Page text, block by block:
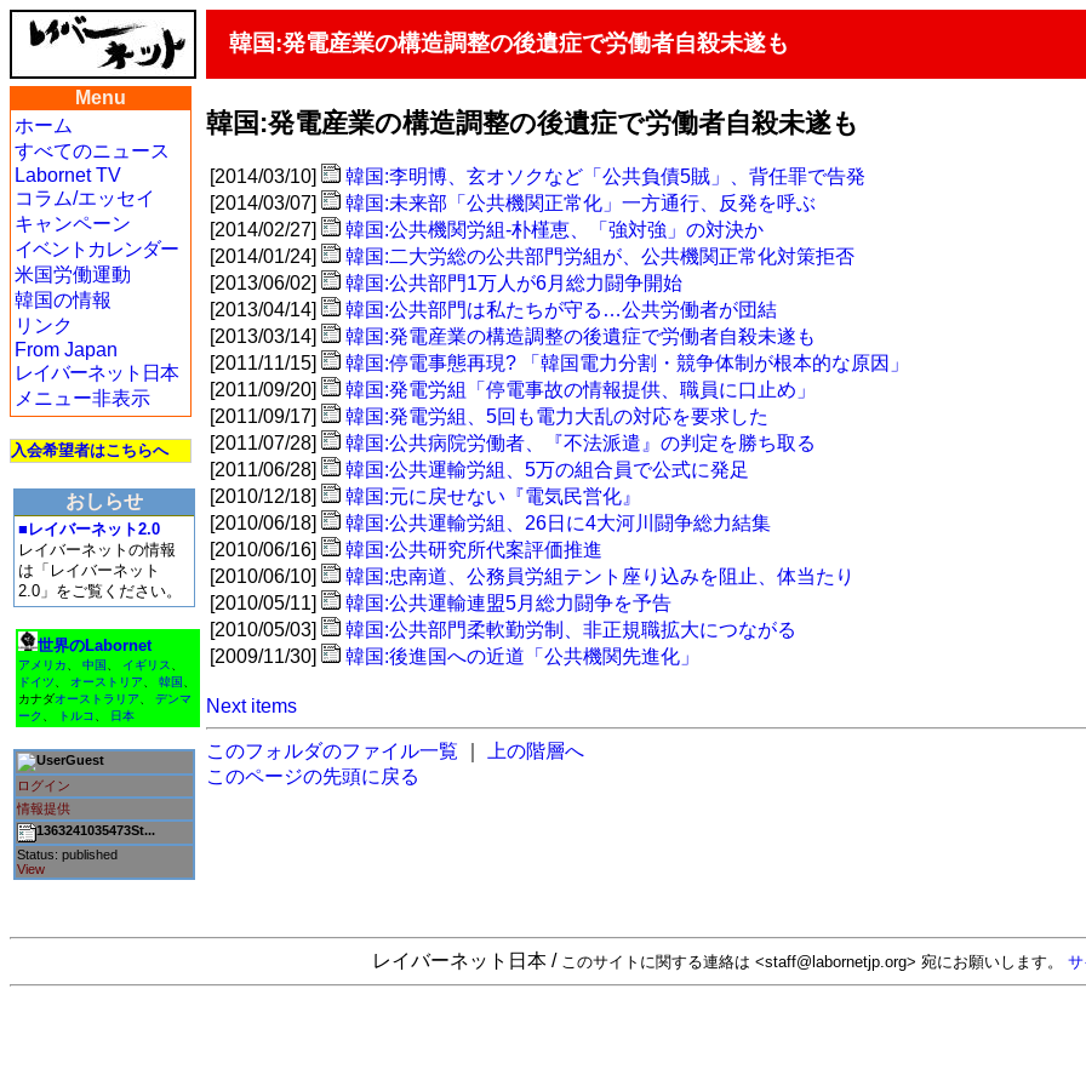
韓国:発電産業の構造調整の後遺症で労働者自殺未遂も
Menu
ホーム
すべてのニュース
Labornet TV
コラム/エッセイ
キャンペーン
イベントカレンダー
米国労働運動
韓国の情報
リンク
From Japan
レイバーネット日本
メニュー非表示
入会希望者はこちらへ
おしらせ
■レイバーネット2.0
レイバーネットの情報
は「レイバーネット
2.0」をご覧ください。
世界のLabornet
アメリカ 中国 イギリス
ドイツ
オーストリア 韓国
カナダオーストラリア
デンマ
ーク
トルコ 日本
Guest
ログイン
情報提供
1363241035473St...
Status: published
View
韓国:発電産業の構造調整の後遺症で労働者自殺未遂も
[2014/03/10]
韓国:李明博、玄オソクなど「公共負債5賊」、背任罪で告発
[2014/03/07]
韓国:未来部「公共機関正常化」一方通行、反発を呼ぶ
[2014/02/27]
韓国:公共機関労組-朴槿恵、「強対強」の対決か
[2014/01/24]
韓国:二大労総の公共部門労組が、公共機関正常化対策拒否
[2013/06/02]
韓国:公共部門1万人が6月総力闘争開始
[2013/04/14]
韓国:公共部門は私たちが守る…公共労働者が団結
[2013/03/14]
韓国:発電産業の構造調整の後遺症で労働者自殺未遂も
[2011/11/15]
韓国:停電事態再現? 「韓国電力分割・競争体制が根本的な原因」
[2011/09/20]
韓国:発電労組「停電事故の情報提供、職員に口止め」
[2011/09/17]
韓国:発電労組、5回も電力大乱の対応を要求した
[2011/07/28]
韓国:公共病院労働者、『不法派遣』の判定を勝ち取る
[2011/06/28]
韓国:公共運輸労組、5万の組合員で公式に発足
[2010/12/18]
韓国:元に戻せない『電気民営化』
[2010/06/18]
韓国:公共運輸労組、26日に4大河川闘争総力結集
[2010/06/16]
韓国:公共研究所代案評価推進
[2010/06/10]
韓国:忠南道、公務員労組テント座り込みを阻止、体当たり
[2010/05/11]
韓国:公共運輸連盟5月総力闘争を予告
[2010/05/03]
韓国:公共部門柔軟勤労制、非正規職拡大につながる
[2009/11/30]
韓国:後進国への近道「公共機関先進化」
Next items
このフォルダのファイル一覧
上の階層へ
このページの先頭に戻る
レイバーネット日本 / このサイトに関する連絡は <staff@labornetjp.org> 宛にお願いします。